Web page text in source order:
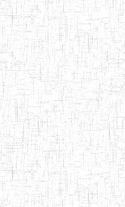
12/08/2013 ENIEG
05/09/2003 ENIEG
07/09/2012 ENIEG
14/03/2014 ENIEG